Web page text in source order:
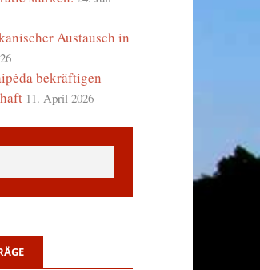
Austausch in
bekräftigen
11. April 2026